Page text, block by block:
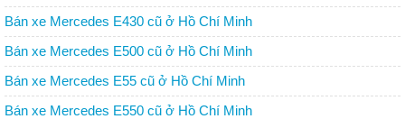
Bán xe Mercedes E430 cũ ở Hồ Chí Minh
Bán xe Mercedes E500 cũ ở Hồ Chí Minh
Bán xe Mercedes E55 cũ ở Hồ Chí Minh
Bán xe Mercedes E550 cũ ở Hồ Chí Minh